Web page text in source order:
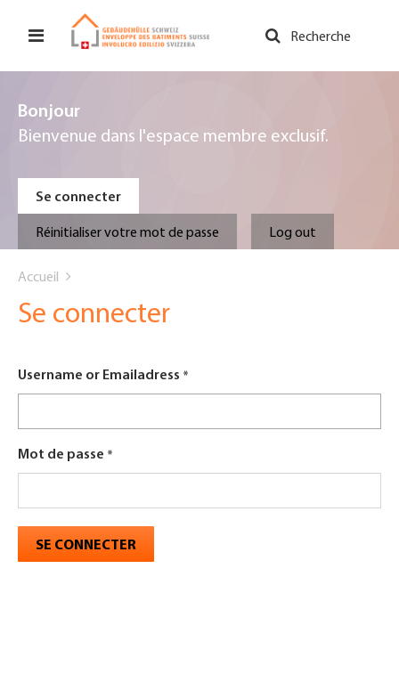
principal
Recherche
Bonjour
Bienvenue dans l'espace membre exclusif.
Primary
tabs
Se connecter
Réinitialiser votre mot de passe Log out
are
here
Accueil
Se connecter
Username or Emailadress
Mot de passe
SE CONNECTER